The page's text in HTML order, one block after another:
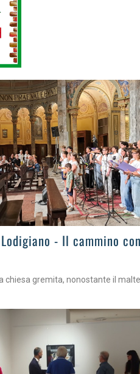
- Il cammino
chiesa gremita, nonostante il